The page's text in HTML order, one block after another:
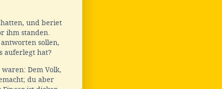
und beriet
ihm standen.
sollen,
auferlegt hat?
Dem Volk,
du aber